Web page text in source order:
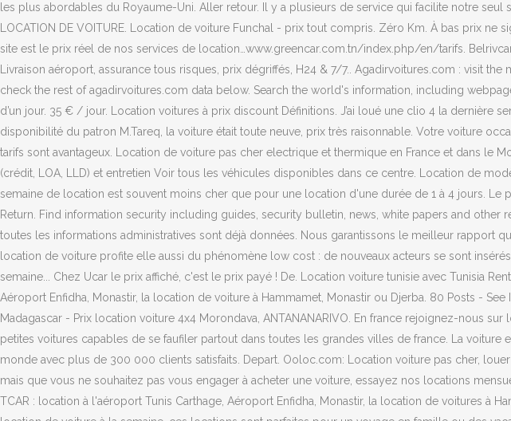
les plus abordables du Royaume-Uni. Aller retour. Il y a plusieurs de service qui facilite notre
LOCATION DE VOITURE. Location de voiture Funchal - prix tout compris. Zéro Km. À bas prix
site est le prix réel de nos services de location…www.greencar.com.tn/index.php/en/tarifs.
Livraison aéroport, assurance tous risques, prix dégriffés, H24 & 7/7.. Agadirvoitures.com : visit
check the rest of agadirvoitures.com data below. Search the world's information, including
d’un jour. 35 € / jour. Location voitures à prix discount Définitions. J’ai loué une clio 4 la dernière
disponibilité du patron M.Tareq, la voiture était toute neuve, prix très raisonnable. Votre voiture
tarifs sont avantageux. Location de voiture pas cher electrique et thermique en France et dans le
(crédit, LOA, LLD) et entretien Voir tous les véhicules disponibles dans ce centre. Location de
semaine de location est souvent moins cher que pour une location d'une durée de 1 à 4 jours.
Return. Find information security including guides, security bulletin, news, white papers and
toutes les informations administratives sont déjà données. Nous garantissons le meilleur rapport
location de voiture profite elle aussi du phénomène low cost : de nouveaux acteurs se sont
semaine... Chez Ucar le prix affiché, c'est le prix payé ! De. Location voiture tunisie avec Tunisia
Aéroport Enfidha, Monastir, la location de voiture à Hammamet, Monastir ou Djerba. 80 Posts -
Madagascar - Prix location voiture 4x4 Morondava, ANTANANARIVO. En france rejoignez-nous
petites voitures capables de se faufiler partout dans toutes les grandes villes de france. La
monde avec plus de 300 000 clients satisfaits. Depart. Ooloc.com: Location voiture pas cher,
mais que vous ne souhaitez pas vous engager à acheter une voiture, essayez nos locations
TCAR : location à l'aéroport Tunis Carthage, Aéroport Enfidha, Monastir, la location de voitures à